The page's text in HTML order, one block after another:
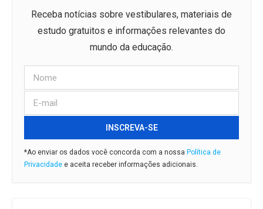
Receba notícias sobre vestibulares, materiais de
estudo gratuitos e informações relevantes do
mundo da educação.
INSCREVA-SE
*Ao enviar os dados você concorda com a nossa Política de
Privacidade e aceita receber informações adicionais.